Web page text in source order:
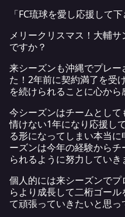
「FC琉球を愛し応援して
メリークリスマス！大輔
ですか？
来シーズンも沖縄でプレ
た！2年前に契約満了を受
を続けられることに心から
今シーズンはチームとし
情けない1年になり応援し
る形になってしまい本当
ーズンは今年の経験から
られるように努力していき
個人的には来シーズンで
らより成長して二桁ゴー
て頑張っていきたいと思っ